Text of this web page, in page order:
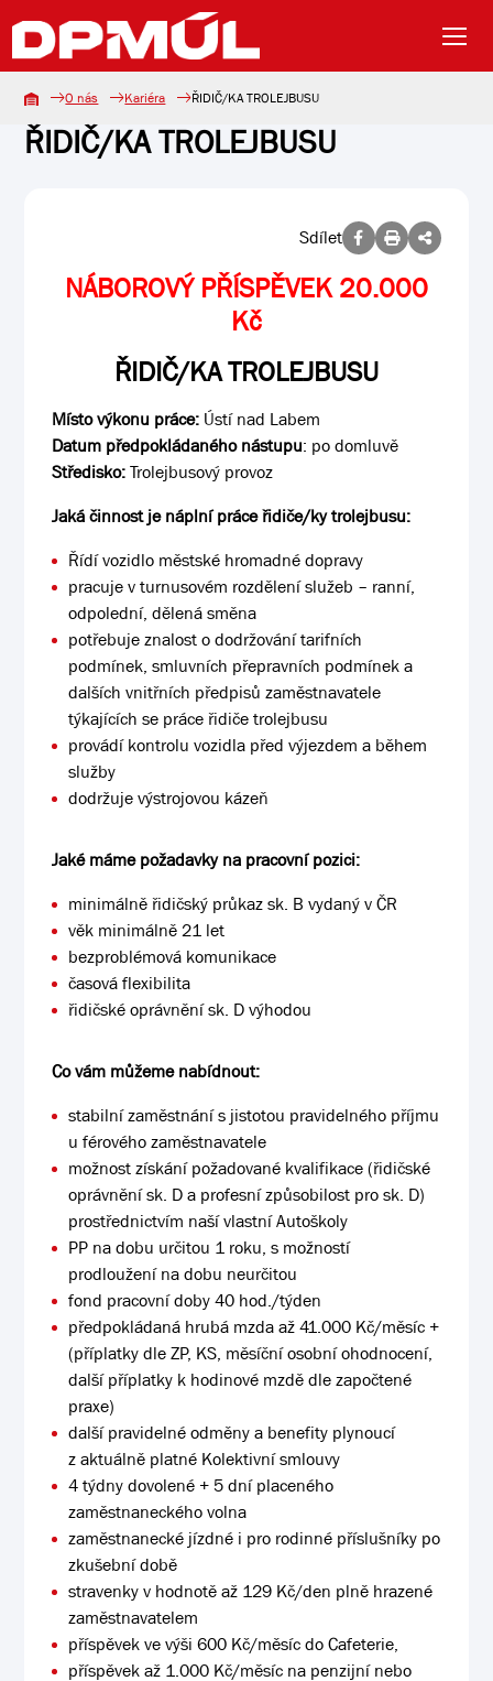
O nás Kariéra ŘIDIČ/KA TROLEJBUSU
ŘIDIČ/KA TROLEJBUSU
Sdílet
NÁBOROVÝ PŘÍSPĚVEK 20.000
Kč
ŘIDIČ/KA TROLEJBUSU
Místo výkonu práce: Ústí nad Labem
Datum předpokládaného nástupu: po domluvě
Středisko:Trolejbusový provoz
Jaká činnost je náplní práce řidiče/ky trolejbusu:
Řídí vozidlo městské hromadné dopravy
pracuje v turnusovém rozdělení služeb – ranní,
odpolední, dělená směna
potřebuje znalost o dodržování tarifních
podmínek, smluvních přepravních podmínek a
dalších vnitřních předpisů zaměstnavatele
týkajících se práce řidiče trolejbusu
provádí kontrolu vozidla před výjezdem a během
služby
dodržuje výstrojovou kázeň
Jaké máme požadavky na pracovní pozici:
minimálně řidičský průkaz sk. B vydaný v ČR
věk minimálně 21 let
bezproblémová komunikace
časová flexibilita
řidičské oprávnění sk. D výhodou
Co vám můžeme nabídnout:
stabilní zaměstnání s jistotou pravidelného příjmu
u férového zaměstnavatele
možnost získání požadované kvalifikace (řidičské
oprávnění sk. D a profesní způsobilost pro sk. D)
prostřednictvím naší vlastní Autoškoly
PP na dobu určitou 1 roku, s možností
prodloužení na dobu neurčitou
fond pracovní doby 40 hod./týden
předpokládaná hrubá mzda až 41.000 Kč/měsíc +
(příplatky dle ZP, KS, měsíční osobní ohodnocení,
další příplatky k hodinové mzdě dle započtené
praxe)
další pravidelné odměny a benefity plynoucí
z aktuálně platné Kolektivní smlouvy
4 týdny dovolené + 5 dní placeného
zaměstnaneckého volna
zaměstnanecké jízdné i pro rodinné příslušníky po
zkušební době
stravenky v hodnotě až 129 Kč/den plně hrazené
zaměstnavatelem
příspěvek ve výši 600 Kč/měsíc do Cafeterie,
příspěvek až 1.000 Kč/měsíc na penzijní nebo